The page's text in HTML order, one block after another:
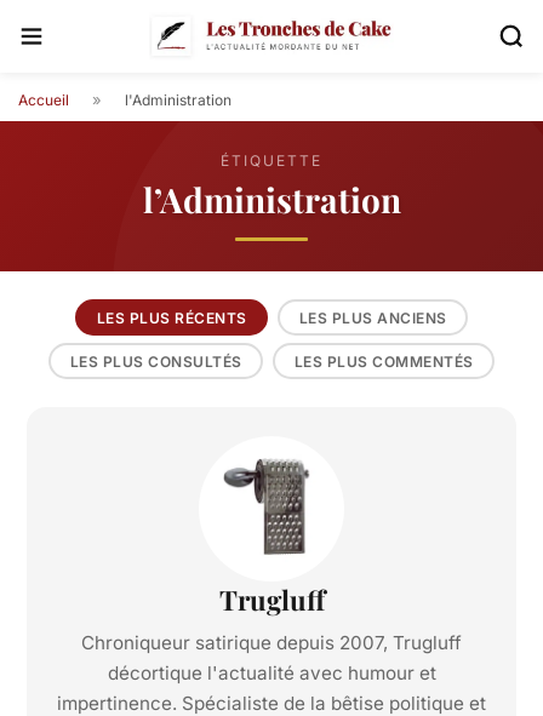
Accueil » l'Administration
ÉTIQUETTE
l’Administration
LES PLUS RÉCENTS LES PLUS ANCIENS
LES PLUS CONSULTÉS LES PLUS COMMENTÉS
Trugluff
Chroniqueur satirique depuis 2007, Trugluff
décortique l'actualité avec humour et
impertinence. Spécialiste de la bêtise politique et